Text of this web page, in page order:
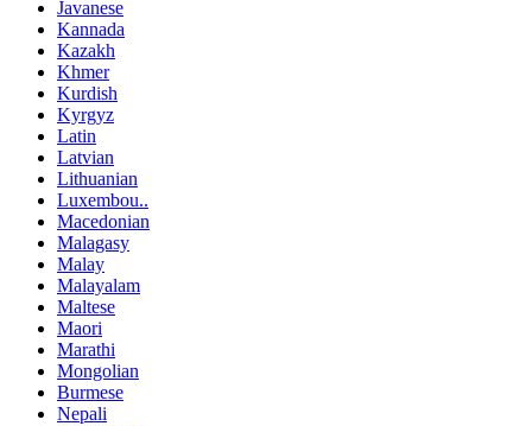
Javanese
Kannada
Kazakh
Khmer
Kurdish
Kyrgyz
Latin
Latvian
Lithuanian
Luxembou..
Macedonian
Malagasy
Malay
Malayalam
Maltese
Maori
Marathi
Mongolian
Burmese
Nepali